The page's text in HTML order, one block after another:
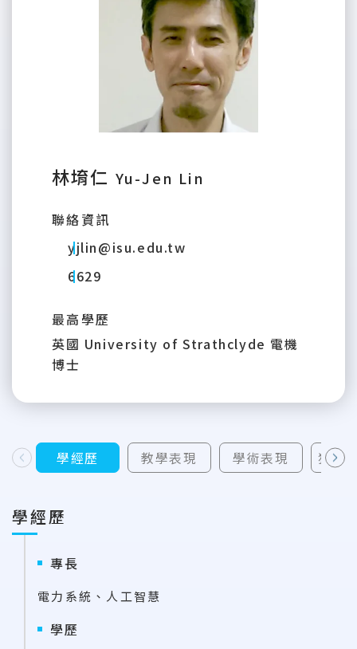
林堉仁 Yu-Jen Lin
聯絡資訊
yjlin@isu.edu.tw
6629
最高學歷
英國 University of Strathclyde 電機
博士
上一則學經歷 教學表現 學術表現 獲補
下一則
學經歷
專長
電力系統、人工智慧
學歷